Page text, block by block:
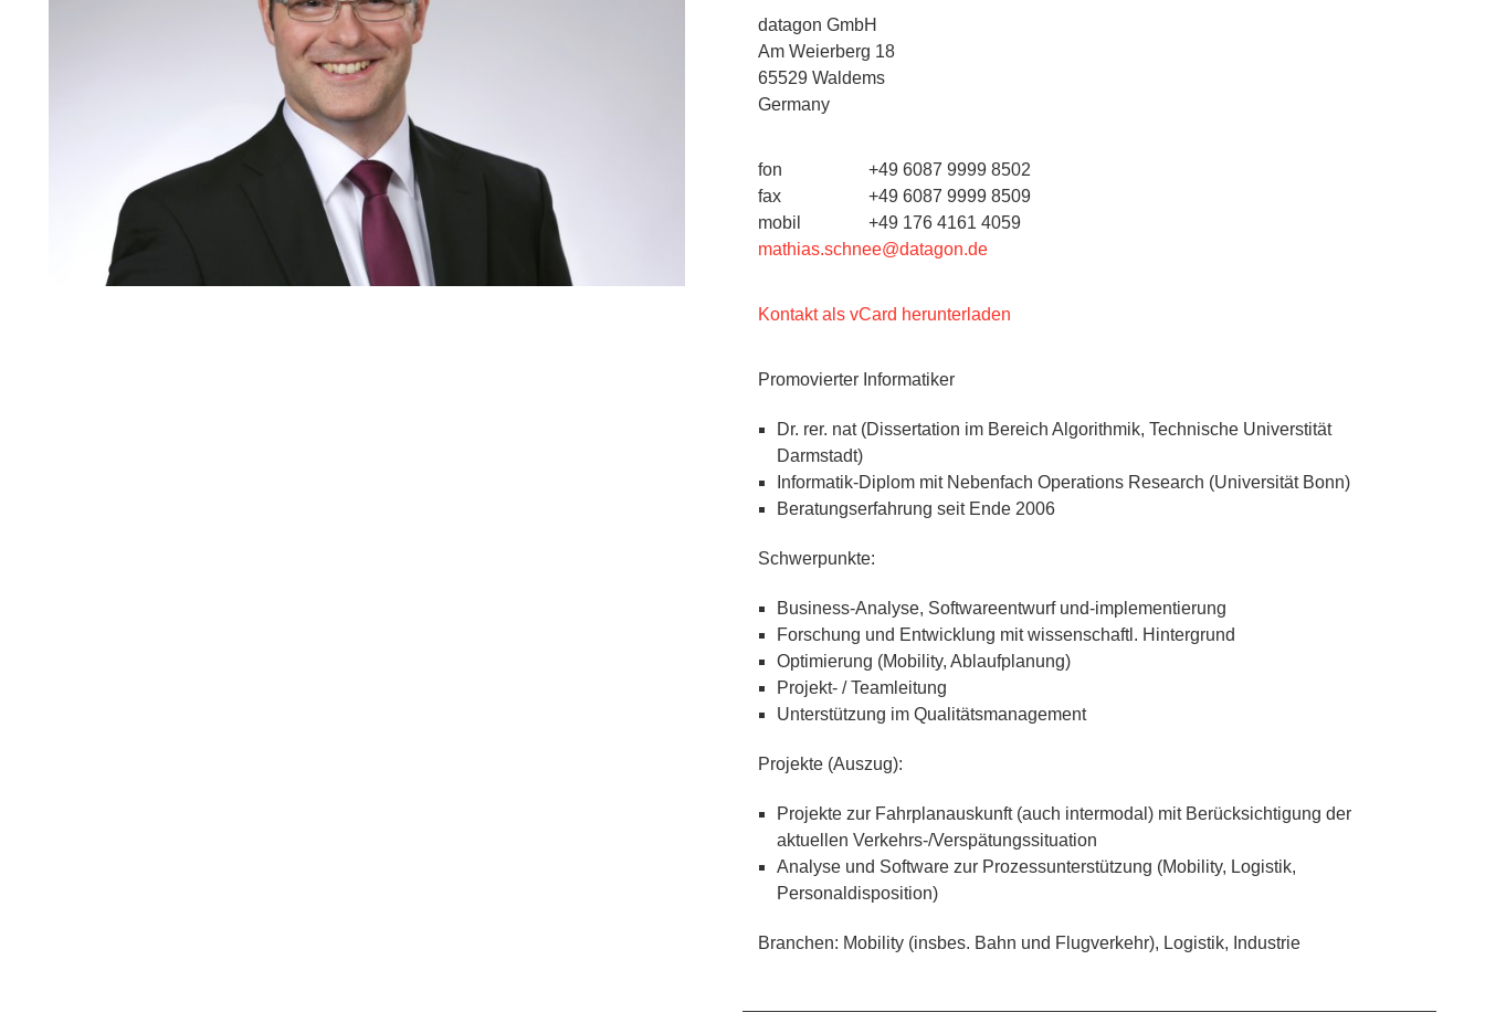
datagon GmbH
Am Weierberg 18
65529 Waldems
Germany
fon
+49 6087 9999 8502
fax
+49 6087 9999 8509
mobil
+49 176 4161 4059
mathias.schnee@datagon.de
Kontakt als vCard herunterladen
Promovierter Informatiker
Dr. rer. nat (Dissertation im Bereich Algorithmik, Technische Universtität
Darmstadt)
Informatik-Diplom mit Nebenfach Operations Research (Universität Bonn)
Beratungserfahrung seit Ende 2006
Schwerpunkte:
Business-Analyse, Softwareentwurf und-implementierung
Forschung und Entwicklung mit wissenschaftl. Hintergrund
Optimierung (Mobility, Ablaufplanung)
Projekt- / Teamleitung
Unterstützung im Qualitätsmanagement
Projekte (Auszug):
Projekte zur Fahrplanauskunft (auch intermodal) mit Berücksichtigung der
aktuellen Verkehrs-/Verspätungssituation
Analyse und Software zur Prozessunterstützung (Mobility, Logistik,
Personaldisposition)
Branchen: Mobility (insbes. Bahn und Flugverkehr), Logistik, Industrie